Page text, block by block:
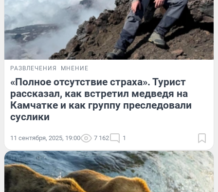
РАЗВЛЕЧЕНИЯ МНЕНИЕ
«Полное отсутствие страха». Турист
рассказал, как встретил медведя на
Камчатке и как группу преследовали
суслики
11 сентября, 2025, 19:00 7 162 1